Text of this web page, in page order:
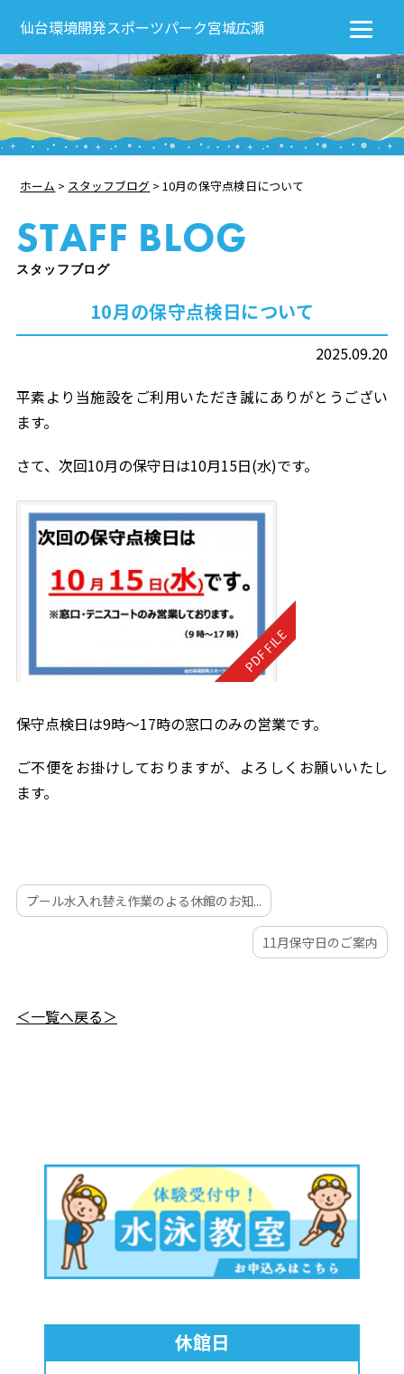
ホーム > スタッフブログ >10月の保守点検日について
STAFF BLOG
スタッフブログ
10月の保守点検日について
2025.09.20
平素より当施設をご利用いただき誠にありがとうござい
ます。
さて、次回10月の保守日は10月15日(水)です。
保守点検日は9時～17時の窓口のみの営業です。
ご不便をお掛けしておりますが、よろしくお願いいたし
ます。
プール水入れ替え作業のよる休館のお知...
11月保守日のご案内
＜一覧へ戻る＞
休館日
仙台環境開発スポーツパーク宮城広瀬